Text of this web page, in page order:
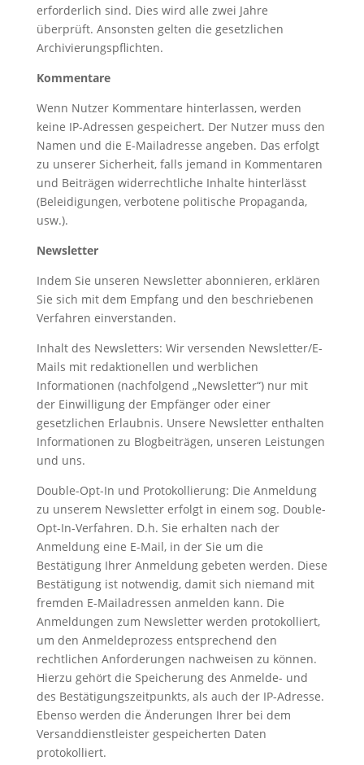
erforderlich sind. Dies wird alle zwei Jahre
überprüft. Ansonsten gelten die gesetzlichen
Archivierungspflichten.
Kommentare
Wenn Nutzer Kommentare hinterlassen, werden
keine IP-Adressen gespeichert. Der Nutzer muss den
Namen und die E-Mailadresse angeben. Das erfolgt
zu unserer Sicherheit, falls jemand in Kommentaren
und Beiträgen widerrechtliche Inhalte hinterlässt
(Beleidigungen, verbotene politische Propaganda,
usw.).
Newsletter
Indem Sie unseren Newsletter abonnieren, erklären
Sie sich mit dem Empfang und den beschriebenen
Verfahren einverstanden.
Inhalt des Newsletters: Wir versenden Newsletter/E-
Mails mit redaktionellen und werblichen
Informationen (nachfolgend „Newsletter“) nur mit
der Einwilligung der Empfänger oder einer
gesetzlichen Erlaubnis. Unsere Newsletter enthalten
Informationen zu Blogbeiträgen, unseren Leistungen
und uns.
Double-Opt-In und Protokollierung: Die Anmeldung
zu unserem Newsletter erfolgt in einem sog. Double-
Opt-In-Verfahren. D.h. Sie erhalten nach der
Anmeldung eine E-Mail, in der Sie um die
Bestätigung Ihrer Anmeldung gebeten werden. Diese
Bestätigung ist notwendig, damit sich niemand mit
fremden E-Mailadressen anmelden kann. Die
Anmeldungen zum Newsletter werden protokolliert,
um den Anmeldeprozess entsprechend den
rechtlichen Anforderungen nachweisen zu können.
Hierzu gehört die Speicherung des Anmelde- und
des Bestätigungszeitpunkts, als auch der IP-Adresse.
Ebenso werden die Änderungen Ihrer bei dem
Versanddienstleister gespeicherten Daten
protokolliert.